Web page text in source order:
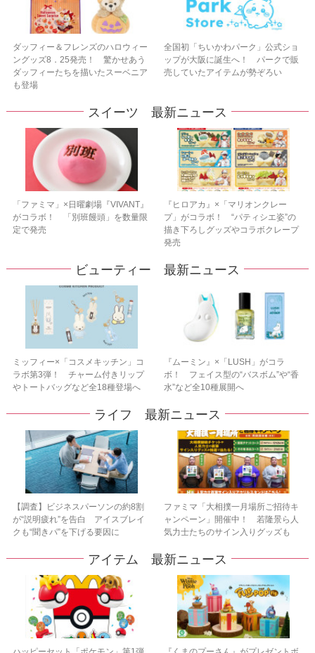
ダッフィー＆フレンズのハロウィー
ングッズ8．25発売！ 驚かせあう
ダッフィーたちを描いたスーベニア
も登場
全国初「ちいかわパーク」公式ショ
ップが大阪に誕生へ！ パークで販
売していたアイテムが勢ぞろい
スイーツ 最新ニュース
「ファミマ」×日曜劇場『VIVANT』
がコラボ！ 「別班饅頭」を数量限
定で発売
『ヒロアカ』×「マリオンクレー
プ」がコラボ！ “パティシエ姿”の
描き下ろしグッズやコラボクレープ
発売
ビューティー 最新ニュース
ミッフィー×「コスメキッチン」コ
ラボ第3弾！ チャーム付きリップ
やトートバッグなど全18種登場へ
『ムーミン』×「LUSH」がコラ
ボ！ フェイス型の“バスボム”や“香
水”など全10種展開へ
ライフ 最新ニュース
【調査】ビジネスパーソンの約8割
が“説明疲れ”を告白 アイスブレイ
クも“聞きパ”を下げる要因に
ファミマ「大相撲一月場所ご招待キ
ャンペーン」開催中！ 若隆景ら人
気力士たちのサイン入りグッズも
アイテム 最新ニュース